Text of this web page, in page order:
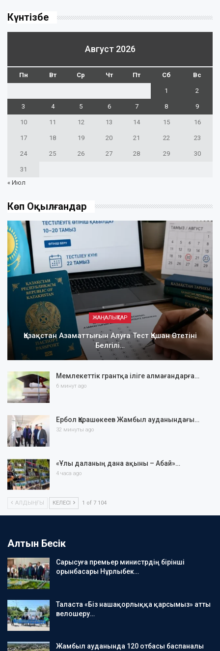
Күнтізбе
Август 2026
Пн Вт Ср Чт Пт Сб Вс
1 2
3 4 5 6 7 8 9
10 11 12 13 14 15 16
17 18 19 20 21 22 23
24 25 26 27 28 29 30
31
« Июл
Көп Оқылғандар
ЖАҢАЛЫҚТАР
Қазақстан Азаматтығын Алуға Тест Қашан Өтетіні
Белгілі…
Мемлекеттік грантқа іліге алмағандарға…
6 минут ago
Ербол Қарашөкеев Жамбыл ауданындағы…
32 минуты ago
«Ұлы даланың дана ақыны – Абай»…
4 часа ago
АЛДЫҢҒЫ КЕЛЕСІ 1 of 7 104
Алтын Бесік
Сарысуға премьер министрдің бірінші
орынбасары Нұрлыбек…
Таласта «Біз нашақорлыққа қарсымыз» атты
велошеру…
Жамбыл ауданында 120 отбасы баспаналы